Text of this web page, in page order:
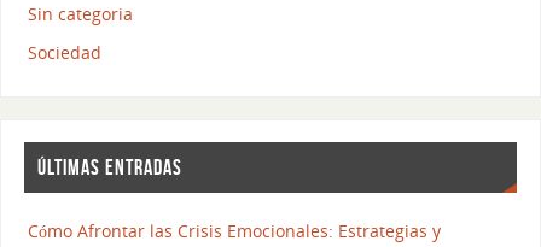
Sin categoria
Sociedad
ÚLTIMAS ENTRADAS
Cómo Afrontar las Crisis Emocionales: Estrategias y